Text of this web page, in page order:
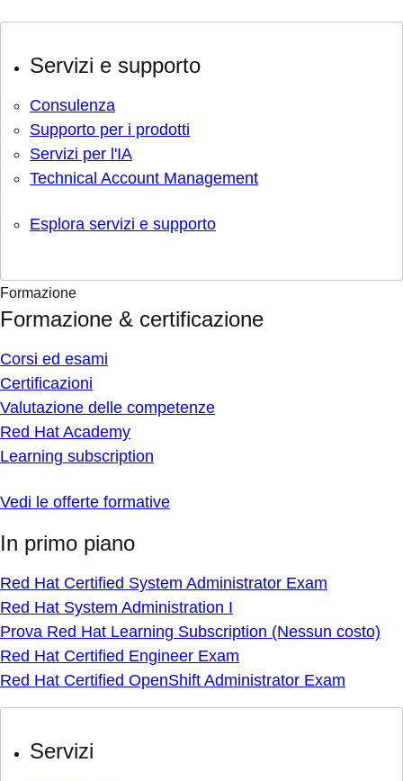
Servizi e supporto
Consulenza
Supporto per i prodotti
Servizi per l'IA
Technical Account Management
Esplora servizi e supporto
Formazione
Formazione & certificazione
Corsi ed esami
Certificazioni
Valutazione delle competenze
Red Hat Academy
Learning subscription
Vedi le offerte formative
In primo piano
Red Hat Certified System Administrator Exam
Red Hat System Administration I
Prova Red Hat Learning Subscription (Nessun costo)
Red Hat Certified Engineer Exam
Red Hat Certified OpenShift Administrator Exam
Servizi